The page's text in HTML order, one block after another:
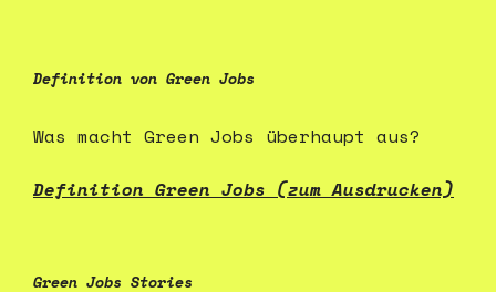
Definition von Green Jobs
Was macht Green Jobs überhaupt aus?
Definition Green Jobs (zum Ausdrucken)
Green Jobs Stories